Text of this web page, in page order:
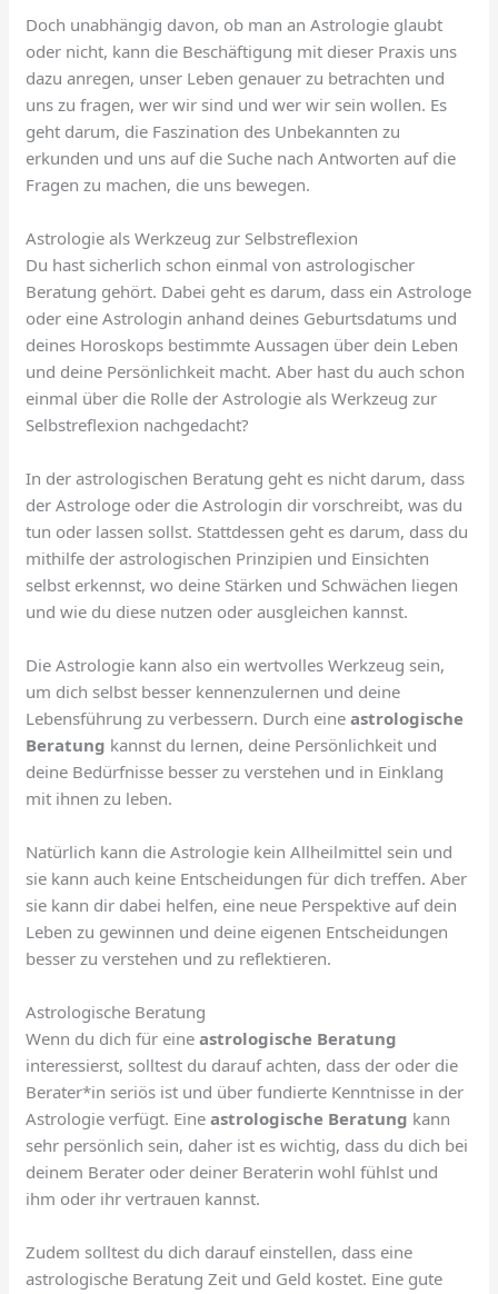
Doch unabhängig davon, ob man an Astrologie glaubt
oder nicht, kann die Beschäftigung mit dieser Praxis uns
dazu anregen, unser Leben genauer zu betrachten und
uns zu fragen, wer wir sind und wer wir sein wollen. Es
geht darum, die Faszination des Unbekannten zu
erkunden und uns auf die Suche nach Antworten auf die
Fragen zu machen, die uns bewegen.
Astrologie als Werkzeug zur Selbstreflexion
Du hast sicherlich schon einmal von astrologischer
Beratung gehört. Dabei geht es darum, dass ein Astrologe
oder eine Astrologin anhand deines Geburtsdatums und
deines Horoskops bestimmte Aussagen über dein Leben
und deine Persönlichkeit macht. Aber hast du auch schon
einmal über die Rolle der Astrologie als Werkzeug zur
Selbstreflexion nachgedacht?
In der astrologischen Beratung geht es nicht darum, dass
der Astrologe oder die Astrologin dir vorschreibt, was du
tun oder lassen sollst. Stattdessen geht es darum, dass du
mithilfe der astrologischen Prinzipien und Einsichten
selbst erkennst, wo deine Stärken und Schwächen liegen
und wie du diese nutzen oder ausgleichen kannst.
Die Astrologie kann also ein wertvolles Werkzeug sein,
um dich selbst besser kennenzulernen und deine
Lebensführung zu verbessern. Durch eineastrologische
Beratung kannst du lernen, deine Persönlichkeit und
deine Bedürfnisse besser zu verstehen und in Einklang
mit ihnen zu leben.
Natürlich kann die Astrologie kein Allheilmittel sein und
sie kann auch keine Entscheidungen für dich treffen. Aber
sie kann dir dabei helfen, eine neue Perspektive auf dein
Leben zu gewinnen und deine eigenen Entscheidungen
besser zu verstehen und zu reflektieren.
Astrologische Beratung
Wenn du dich für eineastrologische Beratung
interessierst, solltest du darauf achten, dass der oder die
Berater*in seriös ist und über fundierte Kenntnisse in der
Astrologie verfügt. Eineastrologische Beratung kann
sehr persönlich sein, daher ist es wichtig, dass du dich bei
deinem Berater oder deiner Beraterin wohl fühlst und
ihm oder ihr vertrauen kannst.
Zudem solltest du dich darauf einstellen, dass eine
astrologische Beratung Zeit und Geld kostet. Eine gute